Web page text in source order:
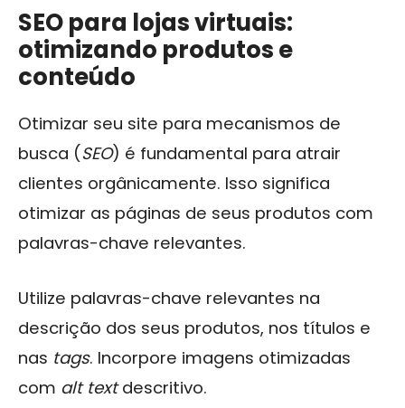
SEO para lojas virtuais:
otimizando produtos e
conteúdo
Otimizar seu site para mecanismos de
busca (SEO) é fundamental para atrair
clientes orgânicamente. Isso significa
otimizar as páginas de seus produtos com
palavras-chave relevantes.
Utilize palavras-chave relevantes na
descrição dos seus produtos, nos títulos e
nas tags. Incorpore imagens otimizadas
com alt textdescritivo.